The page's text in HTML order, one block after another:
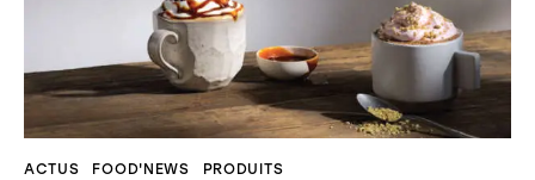
ACTUS FOOD'NEWS PRODUITS